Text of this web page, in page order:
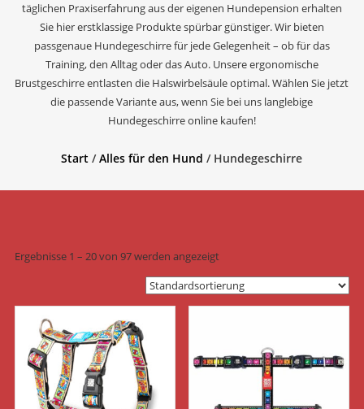
täglichen Praxiserfahrung aus der eigenen Hundepension erhalten
Sie hier erstklassige Produkte spürbar günstiger. Wir bieten
passgenaue Hundegeschirre für jede Gelegenheit – ob für das
Training, den Alltag oder das Auto. Unsere ergonomische
Brustgeschirre entlasten die Halswirbelsäule optimal. Wählen Sie jetzt
die passende Variante aus, wenn Sie bei uns langlebige
Hundegeschirre online kaufen!
Start /Alles für den Hund / Hundegeschirre
Ergebnisse 1 – 20 von 97 werden angezeigt